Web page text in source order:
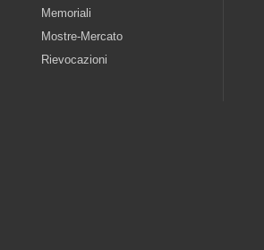
Memoriali
Mostre-Mercato
Rievocazioni